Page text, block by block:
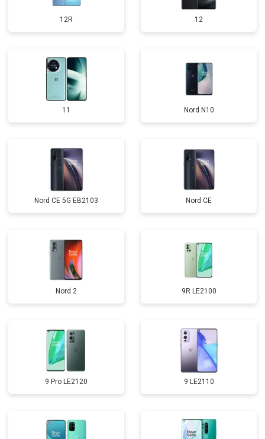
12R 12
11 Nord N10
Nord CE 5G EB2103 Nord CE
Nord 2 9R LE2100
9 Pro LE2120 9 LE2110